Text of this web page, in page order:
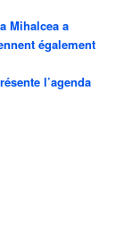
Mihalcea a
également
l’agenda